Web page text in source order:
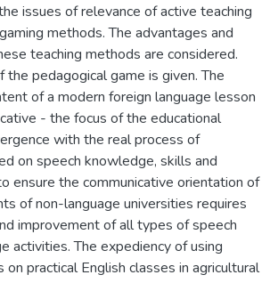
issues of relevance of active teaching
methods. The advantages and
teaching methods are considered.
the pedagogical game is given. The
of a modern foreign language lesson
- the focus of the educational
with the real process of
on speech knowledge, skills and
ensure the communicative orientation of
of non-language universities requires
improvement of all types of speech
activities. The expediency of using
practical English classes in agricultural